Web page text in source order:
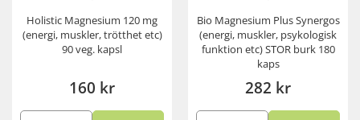
Holistic Magnesium 120 mg
(energi, muskler, trötthet etc)
90 veg. kapsl
160 kr
Bio Magnesium Plus Synergos
(energi, muskler, psykologisk
funktion etc) STOR burk 180
kaps
282 kr